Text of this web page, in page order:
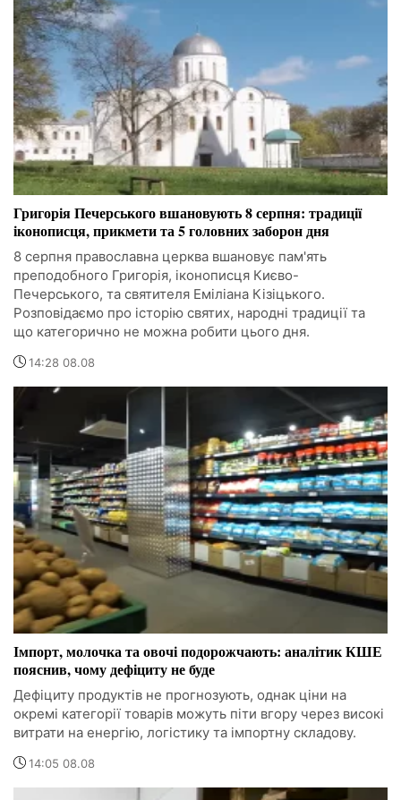
Григорія Печерського вшановують 8 серпня: традиції
іконописця, прикмети та 5 головних заборон дня
8 серпня православна церква вшановує пам'ять
преподобного Григорія, іконописця Києво-
Печерського, та святителя Еміліана Кізіцького.
Розповідаємо про історію святих, народні традиції та
що категорично не можна робити цього дня.
14:28 08.08
Імпорт, молочка та овочі подорожчають: аналітик КШЕ
пояснив, чому дефіциту не буде
Дефіциту продуктів не прогнозують, однак ціни на
окремі категорії товарів можуть піти вгору через високі
витрати на енергію, логістику та імпортну складову.
14:05 08.08